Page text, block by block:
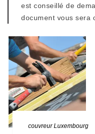
est conseillé de
document vous sera
couvreur Luxembourg